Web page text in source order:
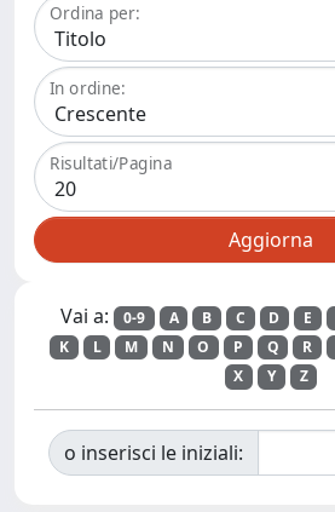
Ordina per:
In ordine:
Risultati/Pagina
Vai a: 0-9 A B C D E
K
L M N O P Q R
X
Y Z
o inserisci le iniziali: